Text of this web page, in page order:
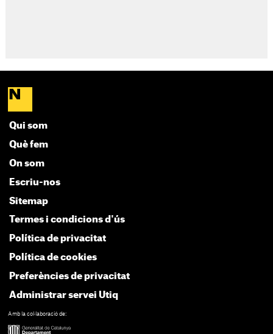
Qui som
Què fem
On som
Escriu-nos
Sitemap
Termes i condicions d'ús
Política de privacitat
Política de cookies
Preferències de privacitat
Administrar servei Utiq
Amb la col·laboració de: